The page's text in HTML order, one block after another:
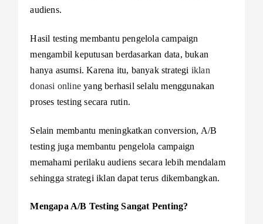
audiens.
Hasil testing membantu pengelola campaign
mengambil keputusan berdasarkan data, bukan
hanya asumsi. Karena itu, banyak strategi iklan
donasi onlineyang berhasil selalu menggunakan
proses testing secara rutin.
Selain membantu meningkatkan conversion, A/B
testing juga membantu pengelola campaign
memahami perilaku audiens secara lebih mendalam
sehingga strategi iklan dapat terus dikembangkan.
Mengapa A/B Testing Sangat Penting?